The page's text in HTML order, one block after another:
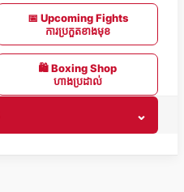
📅 Upcoming Fights
ការប្រកួតខាងមុខ
🛍 Boxing Shop
ហាងប្រដាល់
⌄